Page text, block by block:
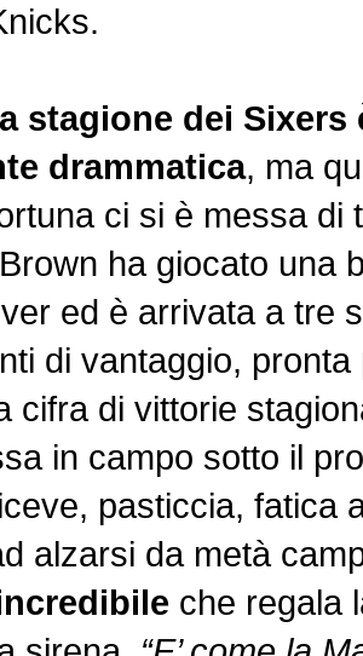
stagione dei Sixers
drammatica, ma
ci si è messa di
ha giocato una
ed è arrivata a tre
di vantaggio,
cifra di vittorie
in campo sotto il
pasticcia, fatica
alzarsi da metà
che regala